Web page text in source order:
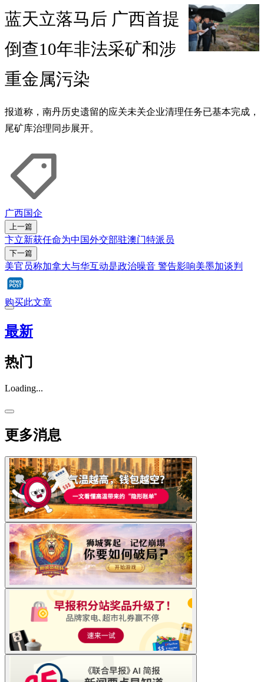
蓝天立落马后 广西首提
倒查10年非法采矿和涉
重金属污染
报道称，南丹历史遗留的应关未关企业清理任务已基本完成，
尾矿库治理同步展开。
广西国企
上一篇
卞立新获任命为中国外交部驻澳门特派员
下一篇
美官员称加拿大与华互动是政治噪音 警告影响美墨加谈判
购买此文章
最新
热门
Loading...
更多消息